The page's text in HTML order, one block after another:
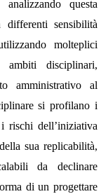
questa
sensibilità
molteplici
disciplinari,
amministrativo al
si profilano i
rischi dell’iniziativa
sua replicabilità,
da declinare
di un progettare